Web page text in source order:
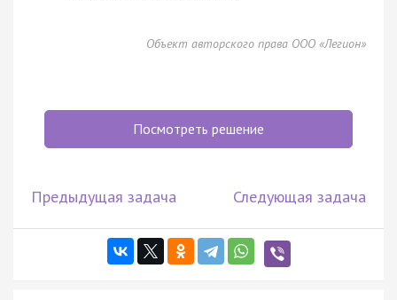
Объект авторского права ООО «Легион»
Посмотреть решение
Предыдущая задача Следующая задача